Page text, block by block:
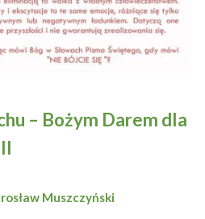
– Bożym Darem dla
Muszczyński